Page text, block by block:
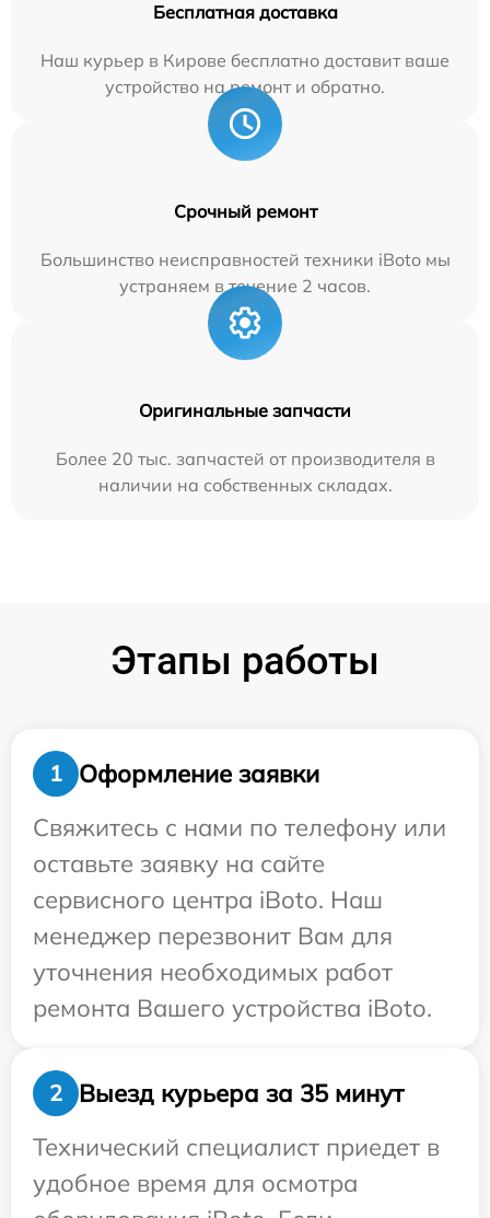
Бесплатная доставка
Наш курьер в Кирове бесплатно доставит ваше
устройство на ремонт и обратно.
Срочный ремонт
Большинство неисправностей техники iBoto мы
устраняем в течение 2 часов.
Оригинальные запчасти
Более 20 тыс. запчастей от производителя в
наличии на собственных складах.
Этапы работы
1
Оформление заявки
Свяжитесь с нами по телефону или
оставьте заявку на сайте
сервисного центра iBoto. Наш
менеджер перезвонит Вам для
уточнения необходимых работ
ремонта Вашего устройства iBoto.
2
Выезд курьера за 35 минут
Технический специалист приедет в
удобное время для осмотра